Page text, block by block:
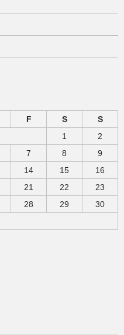
F S
S
1
2
7 8
9
14 15
16
21 22
23
28 29
30